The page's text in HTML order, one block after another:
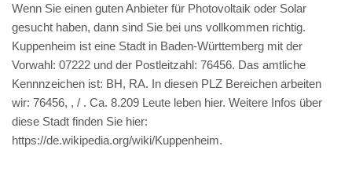
Wenn Sie einen guten Anbieter für Photovoltaik oder Solar
gesucht haben, dann sind Sie bei uns vollkommen richtig.
Kuppenheim ist eine Stadt in Baden-Württemberg mit der
Vorwahl: 07222 und der Postleitzahl: 76456. Das amtliche
Kennnzeichen ist: BH, RA. In diesen PLZ Bereichen arbeiten
wir: 76456, , / . Ca. 8.209 Leute leben hier. Weitere Infos über
diese Stadt finden Sie hier:
https://de.wikipedia.org/wiki/Kuppenheim.